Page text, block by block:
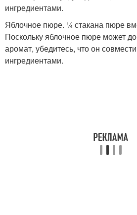
ингредиентами.
Яблочное пюре. ¼ стакана пюре
Поскольку яблочное пюре может
аромат, убедитесь, что он
ингредиентами.